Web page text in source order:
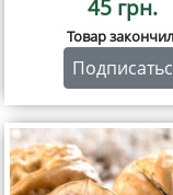
45 грн.
Товар